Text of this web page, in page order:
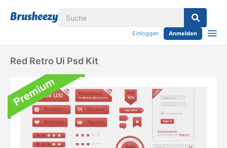
Einloggen Anmelden
Red Retro Ui Psd Kit